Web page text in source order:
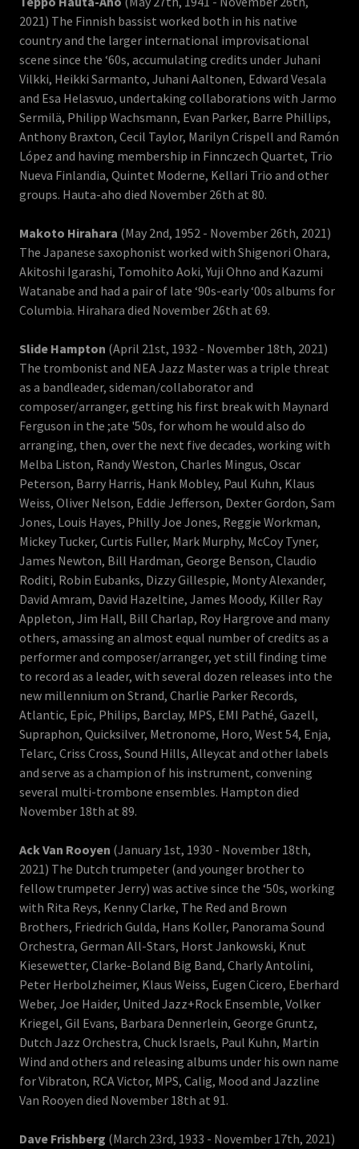
2021) The Finnish bassist worked both in his native
country and the larger international improvisational
scene since the ‘60s, accumulating credits under Juhani
Vilkki, Heikki Sarmanto, Juhani Aaltonen, Edward Vesala
and Esa Helasvuo, undertaking collaborations with Jarmo
Sermilä, Philipp Wachsmann, Evan Parker, Barre Phillips,
Anthony Braxton, Cecil Taylor, Marilyn Crispell and Ramón
López and having membership in Finnczech Quartet, Trio
Nueva Finlandia, Quintet Moderne, Kellari Trio and other
groups. Hauta-aho died November 26th at 80.
Makoto Hirahara (May 2nd, 1952 - November 26th, 2021)
The Japanese saxophonist worked with Shigenori Ohara,
Akitoshi Igarashi, Tomohito Aoki, Yuji Ohno and Kazumi
Watanabe and had a pair of late ‘90s-early ‘00s albums for
Columbia. Hirahara died November 26th at 69.
Slide Hampton (April 21st, 1932 - November 18th, 2021)
The trombonist and NEA Jazz Master was a triple threat
as a bandleader, sideman/collaborator and
composer/arranger, getting his first break with Maynard
Ferguson in the ;ate '50s, for whom he would also do
arranging, then, over the next five decades, working with
Melba Liston, Randy Weston, Charles Mingus, Oscar
Peterson, Barry Harris, Hank Mobley, Paul Kuhn, Klaus
Weiss, Oliver Nelson, Eddie Jefferson, Dexter Gordon, Sam
Jones, Louis Hayes, Philly Joe Jones, Reggie Workman,
Mickey Tucker, Curtis Fuller, Mark Murphy, McCoy Tyner,
James Newton, Bill Hardman, George Benson, Claudio
Roditi, Robin Eubanks, Dizzy Gillespie, Monty Alexander,
David Amram, David Hazeltine, James Moody, Killer Ray
Appleton, Jim Hall, Bill Charlap, Roy Hargrove and many
others, amassing an almost equal number of credits as a
performer and composer/arranger, yet still finding time
to record as a leader, with several dozen releases into the
new millennium on Strand, Charlie Parker Records,
Atlantic, Epic, Philips, Barclay, MPS, EMI Pathé, Gazell,
Supraphon, Quicksilver, Metronome, Horo, West 54, Enja,
Telarc, Criss Cross, Sound Hills, Alleycat and other labels
and serve as a champion of his instrument, convening
several multi-trombone ensembles. Hampton died
November 18th at 89.
Ack Van Rooyen (January 1st, 1930 - November 18th,
2021) The Dutch trumpeter (and younger brother to
fellow trumpeter Jerry) was active since the ‘50s, working
with Rita Reys, Kenny Clarke, The Red and Brown
Brothers, Friedrich Gulda, Hans Koller, Panorama Sound
Orchestra, German All-Stars, Horst Jankowski, Knut
Kiesewetter, Clarke-Boland Big Band, Charly Antolini,
Peter Herbolzheimer, Klaus Weiss, Eugen Cicero, Eberhard
Weber, Joe Haider, United Jazz+Rock Ensemble, Volker
Kriegel, Gil Evans, Barbara Dennerlein, George Gruntz,
Dutch Jazz Orchestra, Chuck Israels, Paul Kuhn, Martin
Wind and others and releasing albums under his own name
for Vibraton, RCA Victor, MPS, Calig, Mood and Jazzline
Van Rooyen died November 18th at 91.
Dave Frishberg (March 23rd, 1933 - November 17th, 2021)